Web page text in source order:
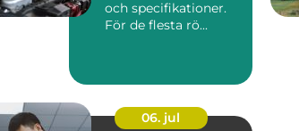
och specifikationer.
För de flesta rö...
06. jul